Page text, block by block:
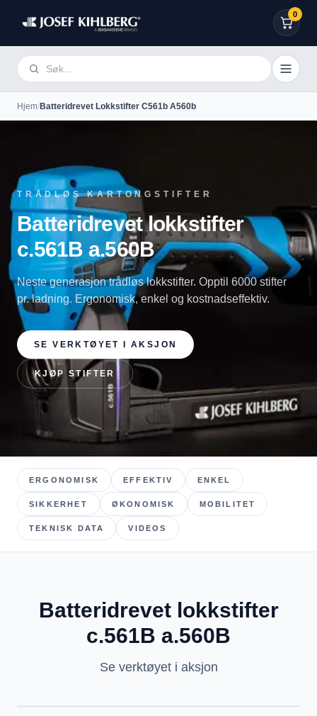
0
Hjem/Batteridrevet Lokkstifter C561b A560b
TRÅDLØS KARTONGSTIFTER
Batteridrevet lokkstifter
c.561B a.560B
Neste generasjon trådløs lokkstifter. Opptil 6000 stifter
pr. ladning. Ergonomisk, enkel og kostnadseffektiv.
SE VERKTØYET I AKSJON
KJØP STIFTER
ERGONOMISK EFFEKTIV ENKEL
SIKKERHET ØKONOMISK MOBILITET
TEKNISK DATA VIDEOS
Batteridrevet lokkstifter
c.561B a.560B
Se verktøyet i aksjon